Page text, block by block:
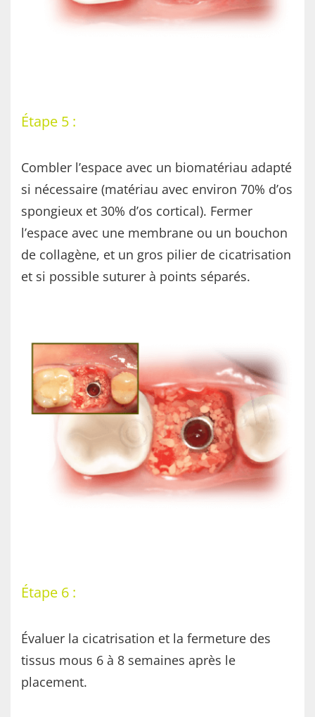
Étape 5 :
Combler l’espace avec un biomatériau adapté
si nécessaire (matériau avec environ 70% d’os
spongieux et 30% d’os cortical). Fermer
l’espace avec une membrane ou un bouchon
de collagène, et un gros pilier de cicatrisation
et si possible suturer à points séparés.
Étape 6 :
Évaluer la cicatrisation et la fermeture des
tissus mous 6 à 8 semaines après le
placement.